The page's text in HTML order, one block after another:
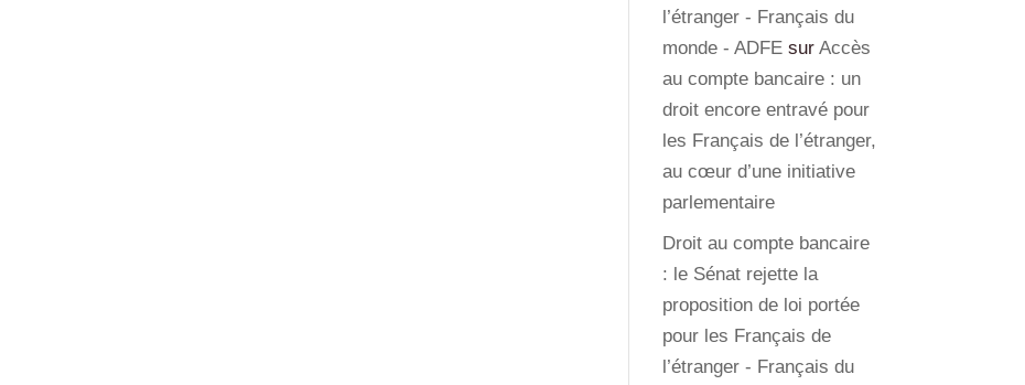
l’étranger - Français du
monde - ADFE surAccès
au compte bancaire : un
droit encore entravé pour
les Français de l’étranger,
au cœur d’une initiative
parlementaire
Droit au compte bancaire
: le Sénat rejette la
proposition de loi portée
pour les Français de
l’étranger - Français du